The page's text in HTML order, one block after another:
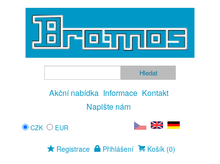
Akční nabídka Informace Kontakt
Napište nám
CZK EUR
Registrace Přihlášení Košík (0)